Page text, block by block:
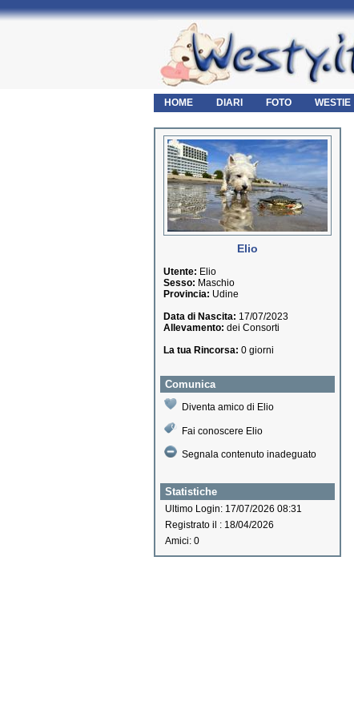
HOME DIARI FOTO WESTIE
Elio
Utente: Elio
Sesso: Maschio
Provincia: Udine
Data di Nascita: 17/07/2023
Allevamento: dei Consorti
La tua Rincorsa: 0 giorni
Comunica
Diventa amico di Elio
Fai conoscere Elio
Segnala contenuto inadeguato
Statistiche
Ultimo Login: 17/07/2026 08:31
Registrato il : 18/04/2026
Amici: 0